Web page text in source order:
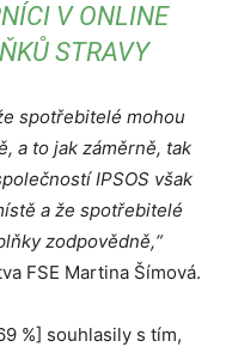
V ONLINE
STRAVY
spotřebitelé mohou
a to jak záměrně, tak
IPSOS však
a že spotřebitelé
zodpovědně,“
FSE Martina Šímová.
%] souhlasily s tím,